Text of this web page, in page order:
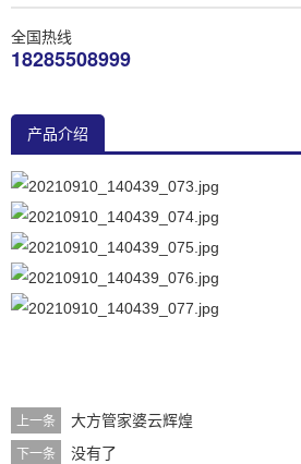
全国热线
18285508999
产品介绍
上一条 大方管家婆云辉煌
下一条 没有了